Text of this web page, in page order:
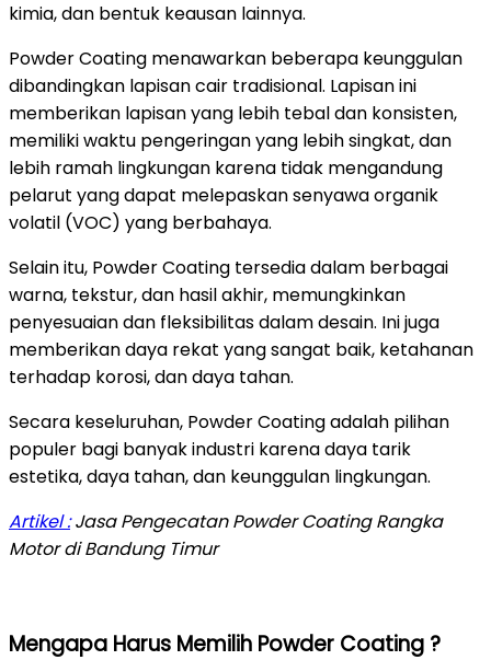
kimia, dan bentuk keausan lainnya.
Powder Coating menawarkan beberapa keunggulan
dibandingkan lapisan cair tradisional. Lapisan ini
memberikan lapisan yang lebih tebal dan konsisten,
memiliki waktu pengeringan yang lebih singkat, dan
lebih ramah lingkungan karena tidak mengandung
pelarut yang dapat melepaskan senyawa organik
volatil (VOC) yang berbahaya.
Selain itu, Powder Coating tersedia dalam berbagai
warna, tekstur, dan hasil akhir, memungkinkan
penyesuaian dan fleksibilitas dalam desain. Ini juga
memberikan daya rekat yang sangat baik, ketahanan
terhadap korosi, dan daya tahan.
Secara keseluruhan, Powder Coating adalah pilihan
populer bagi banyak industri karena daya tarik
estetika, daya tahan, dan keunggulan lingkungan.
Artikel :Jasa Pengecatan Powder Coating Rangka
Motor di Bandung Timur
Mengapa Harus Memilih Powder Coating ?